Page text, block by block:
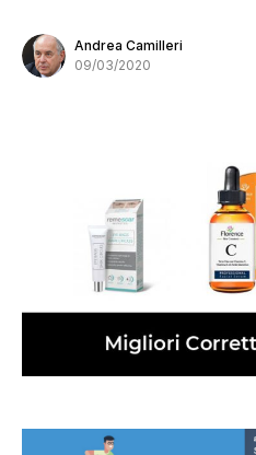
Andrea Camilleri
09/03/2020